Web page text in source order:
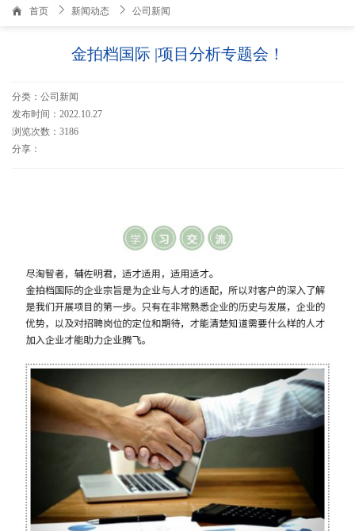
首页 新闻动态 公司新闻
金拍档国际 |项目分析专题会！
分类：公司新闻
发布时间：2022.10.27
浏览次数：3186
分享：